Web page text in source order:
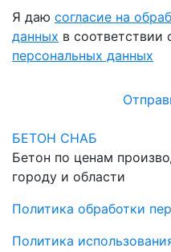
Я даю согласие на
данных в соответствии
персональных данных
БЕТОН СНАБ
Бетон по ценам
городу и области
Политика обработки
Политика